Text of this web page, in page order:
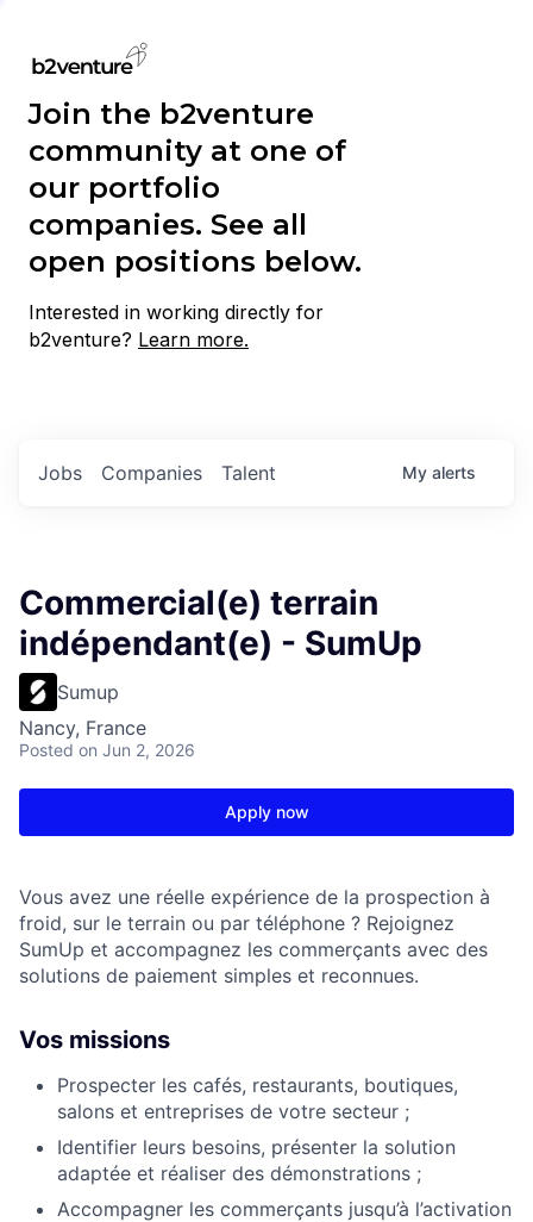
Join the b2venture
community at one of
our portfolio
companies. See all
open positions below.
Interested in working directly for
b2venture? Learn more.
Jobs Companies Talent My alerts
Commercial(e) terrain
indépendant(e) - SumUp
Sumup
Nancy, France
Posted on Jun 2, 2026
Apply now
Vous avez une réelle expérience de la prospection à
froid, sur le terrain ou par téléphone ? Rejoignez
SumUp et accompagnez les commerçants avec des
solutions de paiement simples et reconnues.
Vos missions
Prospecter les cafés, restaurants, boutiques,
salons et entreprises de votre secteur ;
Identifier leurs besoins, présenter la solution
adaptée et réaliser des démonstrations ;
Accompagner les commerçants jusqu’à l’activation